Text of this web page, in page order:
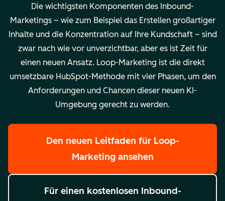
Die wichtigsten Komponenten des Inbound-
Marketings – wie zum Beispiel das Erstellen großartiger
Inhalte und die Konzentration auf Ihre Kundschaft – sind
zwar nach wie vor unverzichtbar, aber es ist Zeit für
einen neuen Ansatz. Loop-Marketing ist die direkt
umsetzbare HubSpot-Methode mit vier Phasen, um den
Anforderungen und Chancen dieser neuen KI-
Umgebung gerecht zu werden.
Den neuen Leitfaden für Loop-
Marketing ansehen
Für einen kostenlosen Inbound-